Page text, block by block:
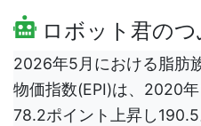
ロボット君のつ
2026年5月における脂肪
物価指数(EPI)は、2020
78.2ポイント上昇し190.5